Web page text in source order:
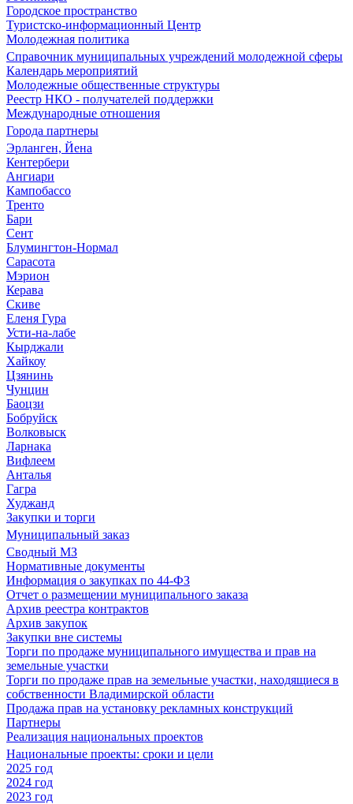
Городское пространство
Туристско-информационный Центр
Молодежная политика
Справочник муниципальных учреждений молодежной сферы
Календарь мероприятий
Молодежные общественные структуры
Реестр НКО - получателей поддержки
Международные отношения
Города партнеры
Эрланген, Йена
Кентербери
Ангиари
Кампобассо
Тренто
Бари
Сент
Блумингтон-Нормал
Сарасота
Мэрион
Керава
Скиве
Еленя Гура
Усти-на-лабе
Кырджали
Хайкоу
Цзянинь
Чунцин
Баоцзи
Бобруйск
Волковыск
Ларнака
Вифлеем
Анталья
Гагра
Худжанд
Закупки и торги
Муниципальный заказ
Сводный МЗ
Нормативные документы
Информация о закупках по 44-ФЗ
Отчет о размещении муниципального заказа
Архив реестра контрактов
Архив закупок
Закупки вне системы
Торги по продаже муниципального имущества и прав на
земельные участки
Торги по продаже прав на земельные участки, находящиеся в
собственности Владимирской области
Продажа прав на установку рекламных конструкций
Партнеры
Реализация национальных проектов
Национальные проекты: сроки и цели
2025 год
2024 год
2023 год